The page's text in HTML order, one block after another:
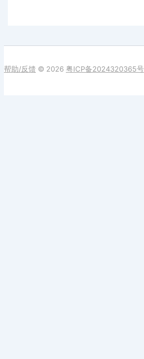
帮助/反馈 © 2026 粤ICP备2024320365号